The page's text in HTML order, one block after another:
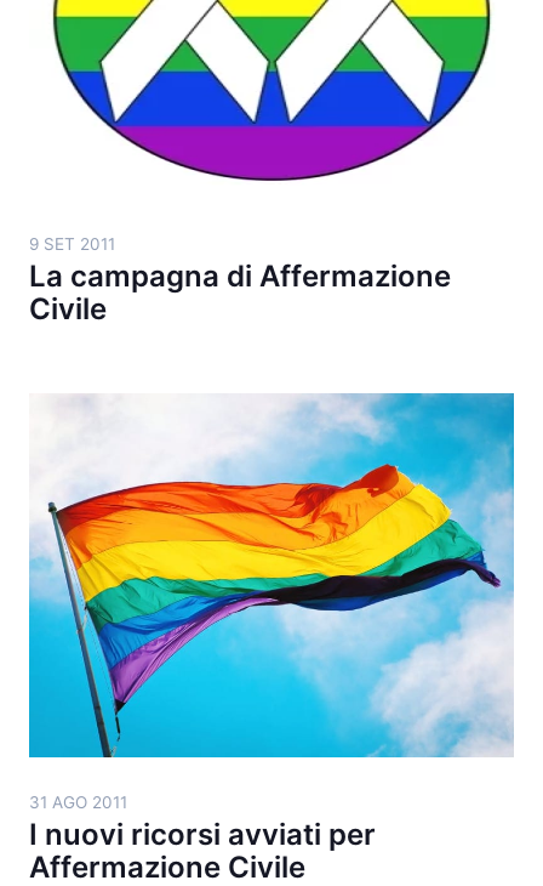
9 SET 2011
La campagna di Affermazione
Civile
31 AGO 2011
I nuovi ricorsi avviati per
Affermazione Civile